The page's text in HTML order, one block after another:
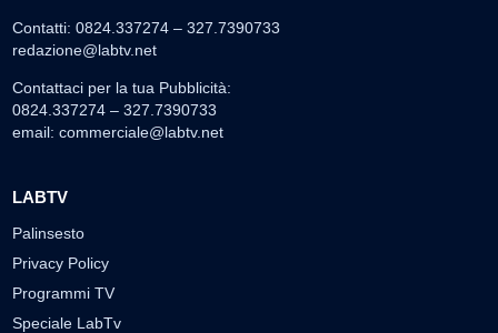
Contatti: 0824.337274 – 327.7390733
redazione@labtv.net
Contattaci per la tua Pubblicità:
0824.337274 – 327.7390733
email: commerciale@labtv.net
LABTV
Palinsesto
Privacy Policy
Programmi TV
Speciale LabTv